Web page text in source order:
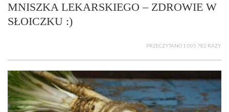
MNISZKA LEKARSKIEGO – ZDROWIE W
SŁOICZKU :)
PRZECZYTANO 1 005 782 RAZY